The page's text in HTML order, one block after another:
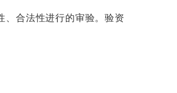
合法性进行的审验。验资